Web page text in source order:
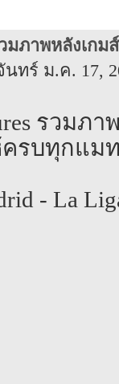
มภาพหลังเก
นทร์ ม.ค. 17,
รวม
ครบทุกแ
- La